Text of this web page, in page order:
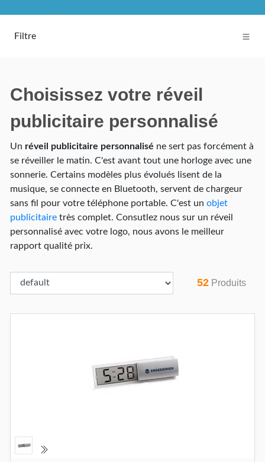
Filtre
Choisissez votre réveil
publicitaire personnalisé
Un réveil publicitaire personnalisé ne sert pas forcément à
se réveiller le matin. C'est avant tout une horloge avec une
sonnerie. Certains modèles plus évolués lisent de la
musique, se connecte en Bluetooth, servent de chargeur
sans fil pour votre téléphone portable. C'est un objet
publicitaire très complet. Consutlez nous sur un réveil
personnalisé avec votre logo, nous avons le meilleur
rapport qualité prix.
52 Produits